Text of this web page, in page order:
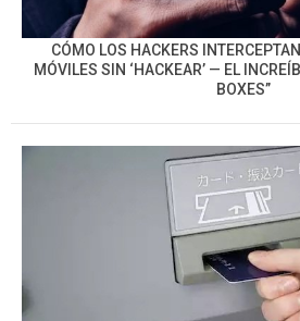
CÓMO LOS HACKERS
MÓVILES SIN ‘HACKEAR’ — EL
BOXES”